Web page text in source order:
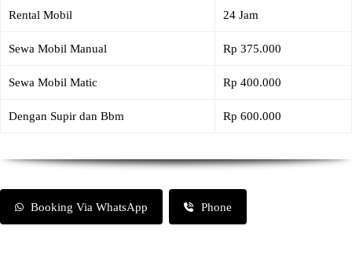
Rental Mobil 24 Jam
Sewa Mobil Manual Rp 375.000
Sewa Mobil Matic Rp 400.000
Dengan Supir dan Bbm Rp 600.000
Booking Via WhatsApp Phone